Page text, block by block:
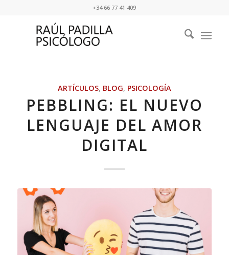
+34 66 77 41 409
ARTÍCULOS, BLOG, PSICOLOGÍA
PEBBLING: EL NUEVO
LENGUAJE DEL AMOR
DIGITAL